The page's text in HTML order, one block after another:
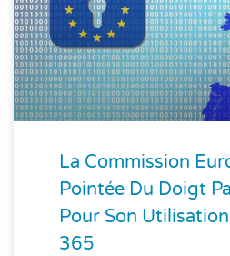
La Commission
Pointée Du Doigt
Pour Son
365